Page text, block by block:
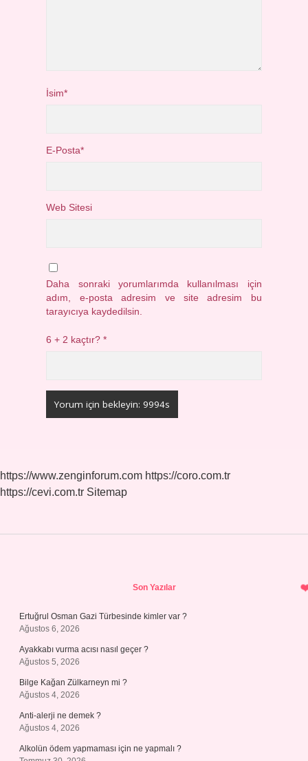
İsim*
E-Posta*
Web Sitesi
Daha sonraki yorumlarımda kullanılması için
adım, e-posta adresim ve site adresim bu
tarayıcıya kaydedilsin.
6 + 2 kaçtır?*
https://www.zenginforum.com https://coro.com.tr
https://cevi.com.tr Sitemap
Son Yazılar
Ertuğrul Osman Gazi Türbesinde kimler var ?
Ağustos 6, 2026
Ayakkabı vurma acısı nasıl geçer ?
Ağustos 5, 2026
Bilge Kağan Zülkarneyn mi ?
Ağustos 4, 2026
Anti-alerji ne demek ?
Ağustos 4, 2026
Alkolün ödem yapmaması için ne yapmalı ?